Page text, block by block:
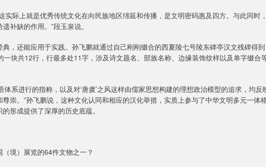
实际上就是优秀传统文化在向民族地区绵延和传播，是文明密码惠及四方。与此同时，
补缺的作用。”段玉泉说。
，还能应用于实践。孙飞鹏就通过自己刚刚缀合的西夏陵七号陵东碑亭汉文残碑得到
块共12行，行最多处11字，涉及诗文题名、部族名称、边缘装饰纹样以及单字缀合
体系进行的指称，以及对‘唐虞’之风这样由儒家思想构建的理想政治模型的追求，均反
崇。”孙飞鹏说，这种文化认同和相应的汉化举措，实质上参与了中华文明多元一体
形成提供了深厚的历史底蕴。
境）展览的64件文物之一？